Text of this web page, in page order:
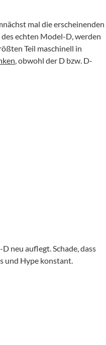
mal die erscheinenden
echten Model-D, werden
Teil maschinell in
, obwohl der D bzw. D-
neu auflegt. Schade, dass
und Hype konstant.